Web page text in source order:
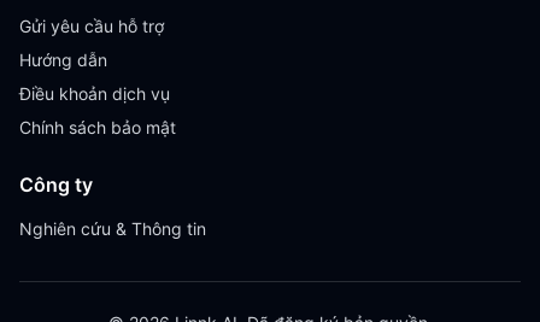
Gửi yêu cầu hỗ trợ
Hướng dẫn
Điều khoản dịch vụ
Chính sách bảo mật
Công ty
Nghiên cứu & Thông tin